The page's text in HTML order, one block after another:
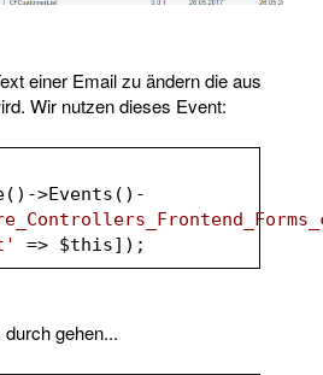
einer Email zu ändern die aus
Wir nutzen dieses Event:
>Events()-
=> $this]);
gehen...